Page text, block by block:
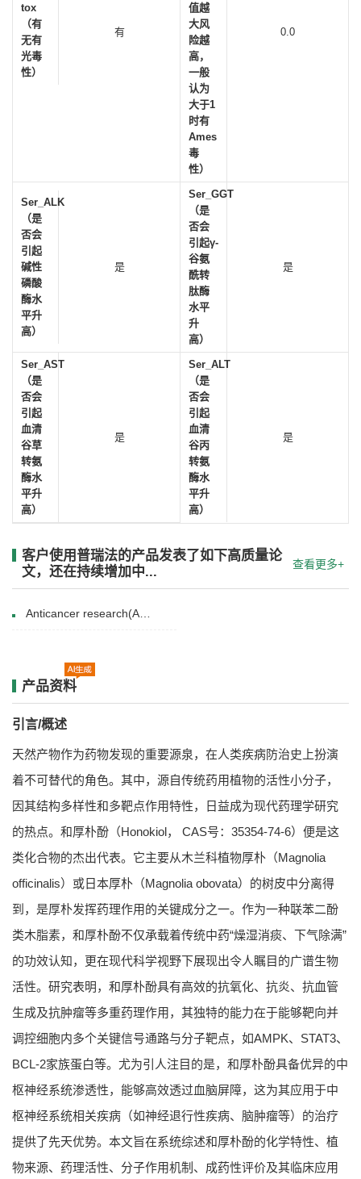
tox
（有
无有
光毒
性）
有
值越
大风
险越
高，
一般
认为
大于1
时有
Ames
毒
性）
0.0
Ser_ALK
（是
否会
引起
碱性
磷酸
酶水
平升
高）
是
Ser_GGT
（是
否会
引起γ-
谷氨
酰转
肽酶
水平
升
高）
是
Ser_AST
（是
否会
引起
血清
谷草
转氨
酶水
平升
高）
是
Ser_ALT
（是
否会
引起
血清
谷丙
转氨
酶水
平升
高）
是
客户使用普瑞法的产品发表了如下高质量论
文，还在持续增加中...
查看更多+
Anticancer research(August 9, 2012)
产品资料
引言/概述
天然产物作为药物发现的重要源泉，在人类疾病防治史上扮演
着不可替代的角色。其中，源自传统药用植物的活性小分子，
因其结构多样性和多靶点作用特性，日益成为现代药理学研究
的热点。和厚朴酚（Honokiol， CAS号：35354-74-6）便是这
类化合物的杰出代表。它主要从木兰科植物厚朴（Magnolia
officinalis）或日本厚朴（Magnolia obovata）的树皮中分离得
到，是厚朴发挥药理作用的关键成分之一。作为一种联苯二酚
类木脂素，和厚朴酚不仅承载着传统中药“燥湿消痰、下气除满”
的功效认知，更在现代科学视野下展现出令人瞩目的广谱生物
活性。研究表明，和厚朴酚具有高效的抗氧化、抗炎、抗血管
生成及抗肿瘤等多重药理作用，其独特的能力在于能够靶向并
调控细胞内多个关键信号通路与分子靶点，如AMPK、STAT3、
BCL-2家族蛋白等。尤为引人注目的是，和厚朴酚具备优异的中
枢神经系统渗透性，能够高效透过血脑屏障，这为其应用于中
枢神经系统相关疾病（如神经退行性疾病、脑肿瘤等）的治疗
提供了先天优势。本文旨在系统综述和厚朴酚的化学特性、植
物来源、药理活性、分子作用机制、成药性评价及其临床应用